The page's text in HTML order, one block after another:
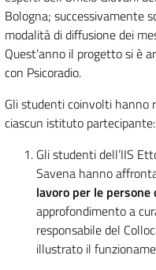
Bologna; successivamente
modalità di diffusione dei
Quest’anno il progetto si è
con Psicoradio.
Gli studenti coinvolti hanno
ciascun istituto partecipante:
Gli studenti dell’IIS
Savena hanno
lavoro per le
approfondimento a
responsabile del
illustrato il